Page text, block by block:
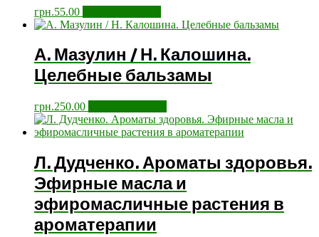
грн.55.00
А. Мазулин / Н. Калошина.
Целебные бальзамы
грн.250.00
Л. Дудченко. Ароматы здоровья.
Эфирные масла и
эфиромасличные растения в
ароматерапии